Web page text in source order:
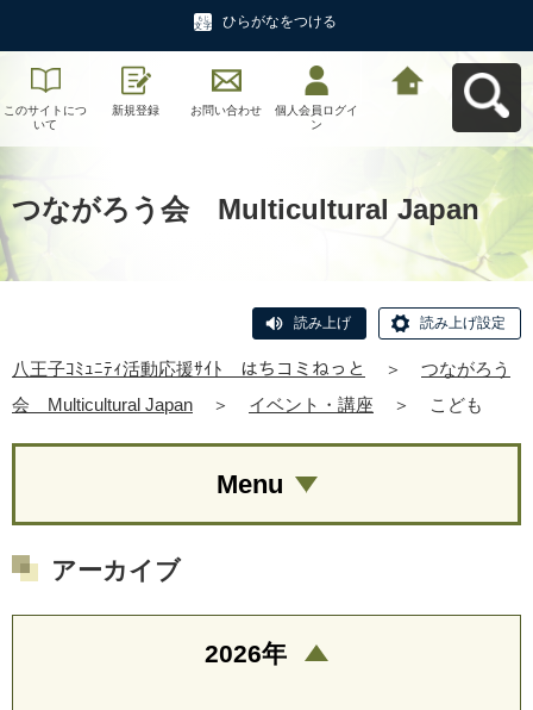
ひらがなをつける
このサイトにつ
いて
新規登録 お問い合わせ
個人会員ログイ
ン
つながろう会 Multicultural Japan
読み上げ 読み上げ設定
八王子ｺﾐｭﾆﾃｨ活動応援ｻｲﾄ はちコミねっと ＞
つながろう
会 Multicultural Japan
＞ イベント・講座 ＞ こども
Menu
アーカイブ
2026年